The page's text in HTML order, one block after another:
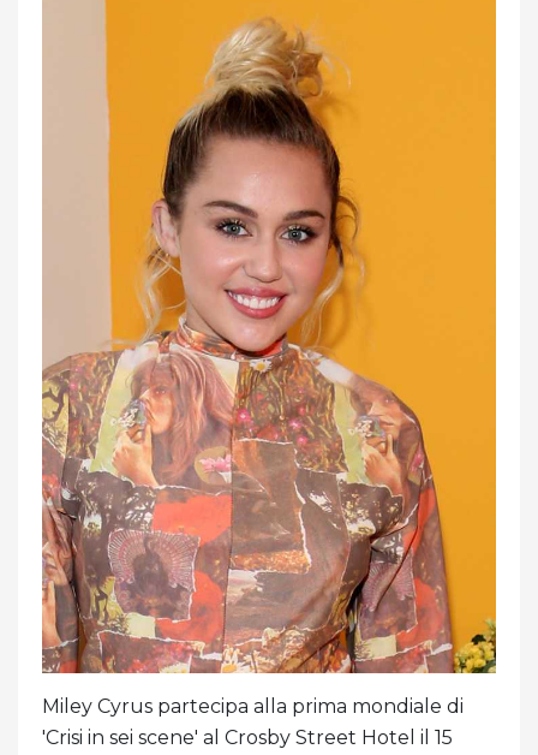
Miley Cyrus partecipa alla prima mondiale di
'Crisi in sei scene' al Crosby Street Hotel il 15